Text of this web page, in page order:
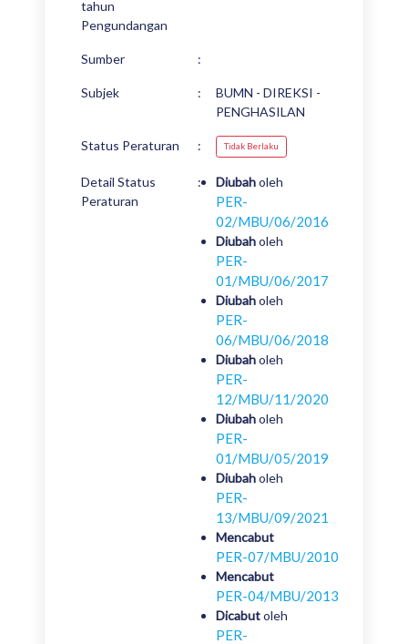
tahun
Pengundangan
Sumber :
Subjek :
BUMN - DIREKSI -
PENGHASILAN
Status Peraturan : Tidak Berlaku
Detail Status
Peraturan
: Diubaholeh
PER-
02/MBU/06/2016
Diubaholeh
PER-
01/MBU/06/2017
Diubaholeh
PER-
06/MBU/06/2018
Diubaholeh
PER-
12/MBU/11/2020
Diubaholeh
PER-
01/MBU/05/2019
Diubaholeh
PER-
13/MBU/09/2021
Mencabut
PER-07/MBU/2010
Mencabut
PER-04/MBU/2013
Dicabutoleh
PER-